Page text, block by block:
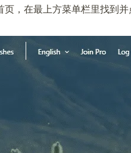
，在最上方菜单栏里找到并